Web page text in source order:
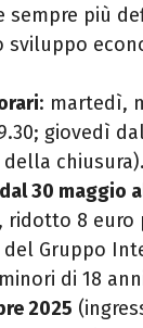
sempre più
: martedì,
giovedì
dal 30 maggio
ridotto 8 euro
Gruppo
di 18
2025